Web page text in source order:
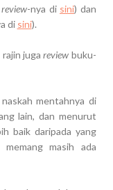
review-nya di sini) dan
di sini).
rajin jugareview buku-
mentahnya di
lain, dan menurut
baik daripada yang
masih ada